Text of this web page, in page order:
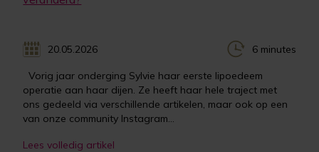
20.05.2026 6 minutes
Vorig jaar onderging Sylvie haar eerste lipoedeem
operatie aan haar dijen. Ze heeft haar hele traject met
ons gedeeld via verschillende artikelen, maar ook op een
van onze community Instagram...
Lees volledig artikel